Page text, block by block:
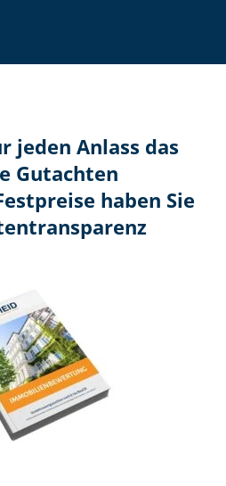
jeden Anlass das
Gutachten
haben Sie